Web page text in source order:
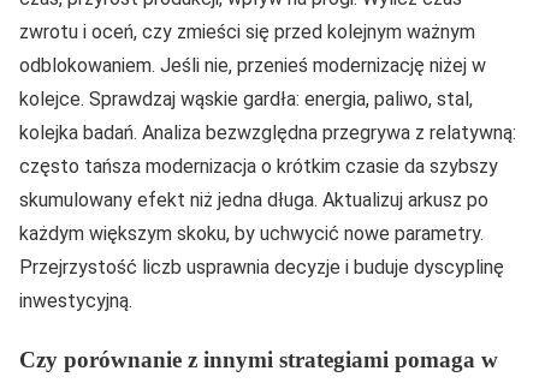
zwrotu i oceń, czy zmieści się przed kolejnym ważnym
odblokowaniem. Jeśli nie, przenieś modernizację niżej w
kolejce. Sprawdzaj wąskie gardła: energia, paliwo, stal,
kolejka badań. Analiza bezwzględna przegrywa z relatywną:
często tańsza modernizacja o krótkim czasie da szybszy
skumulowany efekt niż jedna długa. Aktualizuj arkusz po
każdym większym skoku, by uchwycić nowe parametry.
Przejrzystość liczb usprawnia decyzje i buduje dyscyplinę
inwestycyjną.
Czy porównanie z innymi strategiami pomaga w